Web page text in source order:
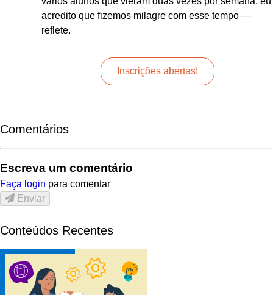
acredito que fizemos milagre com esse tempo —
reflete.
Inscrições abertas!
Comentários
Escreva um comentário
Faça login para comentar
Enviar
Conteúdos Recentes